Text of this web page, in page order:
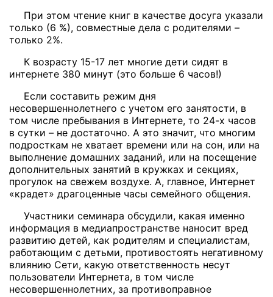
При этом чтение книг в качестве досуга указали
только (6 %), совместные дела с родителями –
только 2%.
К возрасту 15-17 лет многие дети сидят в
интернете 380 минут (это больше 6 часов!)
Если составить режим дня
несовершеннолетнего с учетом его занятости, в
том числе пребывания в Интернете, то 24-х часов
в сутки – не достаточно. А это значит, что многим
подросткам не хватает времени или на сон, или на
выполнение домашних заданий, или на посещение
дополнительных занятий в кружках и секциях,
прогулок на свежем воздухе. А, главное, Интернет
«крадет» драгоценные часы семейного общения.
Участники семинара обсудили, какая именно
информация в медиапространстве наносит вред
развитию детей, как родителям и специалистам,
работающим с детьми, противостоять негативному
влиянию Сети, какую ответственность несут
пользователи Интернета, в том числе
несовершеннолетних, за противоправное